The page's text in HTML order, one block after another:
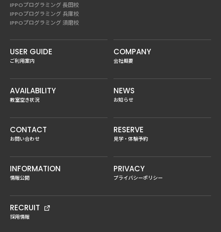
IPPOプログラミング 長田校
IPPOプログラミング 兵庫校
IPPOプログラミング 須磨校
USER GUIDE
ご利用案内
COMPANY
会社概要
AVAILABILITY
教室空き状況
NEWS
お知らせ
CONTACT
お問い合わせ
RESERVE
見学・体験予約
INFORMATION
情報公開
PRIVACY
プライバシーポリシー
RECRUIT
採用情報